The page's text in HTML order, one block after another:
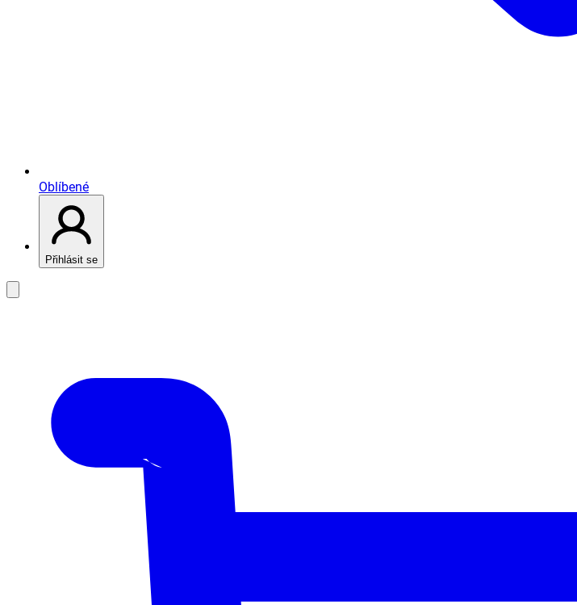
Oblíbené
Přihlásit se